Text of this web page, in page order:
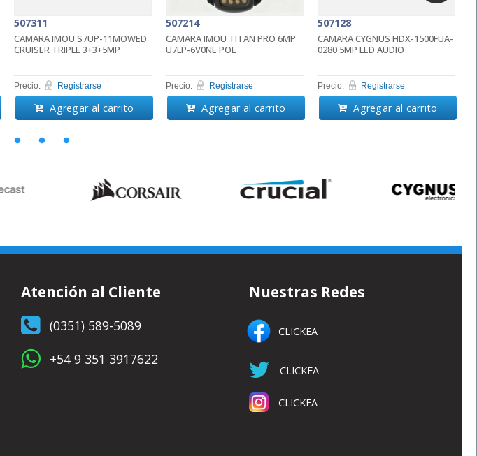
507311
CAMARA IMOU S7UP-11MOWED
CRUISER TRIPLE 3+3+5MP
Precio: Registrarse
Agregar al carrito
507214
CAMARA IMOU TITAN PRO 6MP
U7LP-6V0NE POE
Precio: Registrarse
Agregar al carrito
507128
CAMARA CYGNUS HDX-1500FUA-
0280 5MP LED AUDIO
Precio: Registrarse
Agregar al carrito
Atención al Cliente
(0351) 589-5089
+54 9 351 3917622
Nuestras Redes
CLICKEA
CLICKEA
CLICKEA